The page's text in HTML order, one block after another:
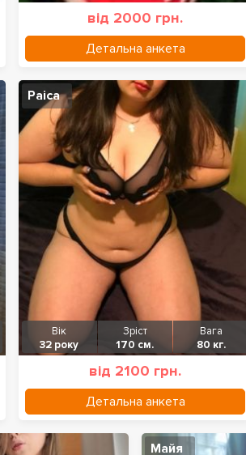
від 2000 грн.
Детальна анкета
Раіса
Вік
32 року
Зріст
170 см.
Вага
80 кг.
від 2100 грн.
Детальна анкета
Майя